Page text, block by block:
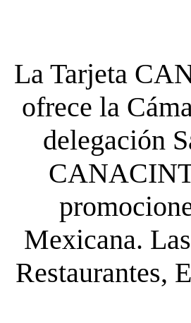
La Tarjeta
ofrece la
delegación
Mexicana.
Restaurantes,